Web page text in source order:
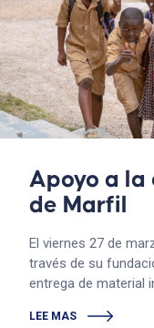
Apoyo a la
de Marfil
El viernes 27 de
través de su
entrega de material
LEE MAS